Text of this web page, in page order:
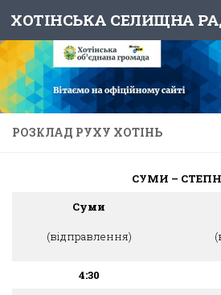
Skip to content
ХОТІНСЬКА СЕЛИЩНА
РОЗКЛАД РУХУ ХОТІНЬ
СУМИ –
Суми
(відправлення)
4:30